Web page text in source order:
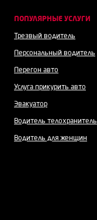
ПОПУЛЯРНЫЕ УСЛУГИ
Трезвый водитель
Персональный водитель
Перегон авто
Услуга прикурить авто
Эвакуатор
Водитель телохранитель
Водитель для женщин